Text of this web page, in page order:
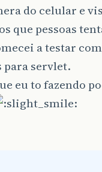
do celular e
que pessoas
a testar
para servlet.
eu to fazendo